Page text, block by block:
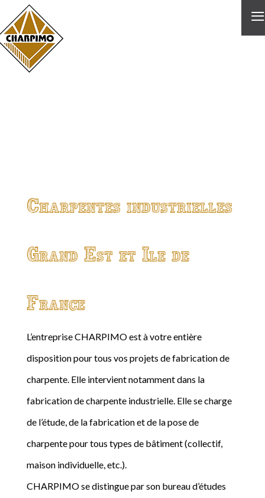
≡
Charpentes industrielles
Grand Est et Ile de
France
L’entreprise CHARPIMO est à votre entière
disposition pour tous vos projets de fabrication de
charpente. Elle intervient notamment dans la
fabrication de charpente industrielle. Elle se charge
de l’étude, de la fabrication et de la pose de
charpente pour tous types de bâtiment (collectif,
maison individuelle, etc.).
CHARPIMO se distingue par son bureau d’études